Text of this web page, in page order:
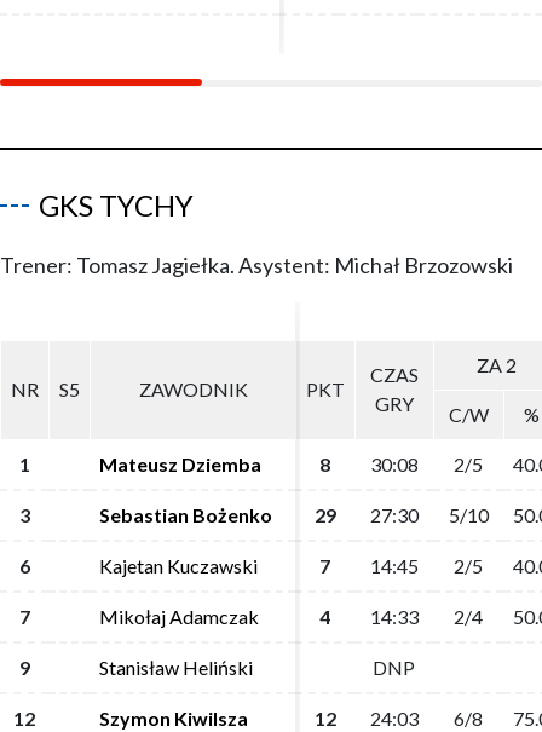
GKS TYCHY
Trener: Tomasz Jagiełka. Asystent: Michał Brzozowski
NR S5 ZAWODNIK PKT
CZAS
GRY
ZA 2
C/W %
1 Mateusz Dziemba 8 30:08 2/5
3 Sebastian Bożenko 29 27:30 5/10
6 Kajetan Kuczawski 7 14:45 2/5
7 Mikołaj Adamczak 4 14:33 2/4
9 Stanisław Heliński DNP
12 Szymon Kiwilsza 12 24:03 6/8
NR S5 ZAWODNIK PKT
CZAS
GRY
ZA 2
C/W %
1 Mateusz Dziemba 8 30:08 2/5
3 Sebastian Bożenko 29 27:30 5/10
6 Kajetan Kuczawski 7 14:45 2/5
7 Mikołaj Adamczak 4 14:33 2/4
9 Stanisław Heliński DNP
12 Szymon Kiwilsza 12 24:03 6/8